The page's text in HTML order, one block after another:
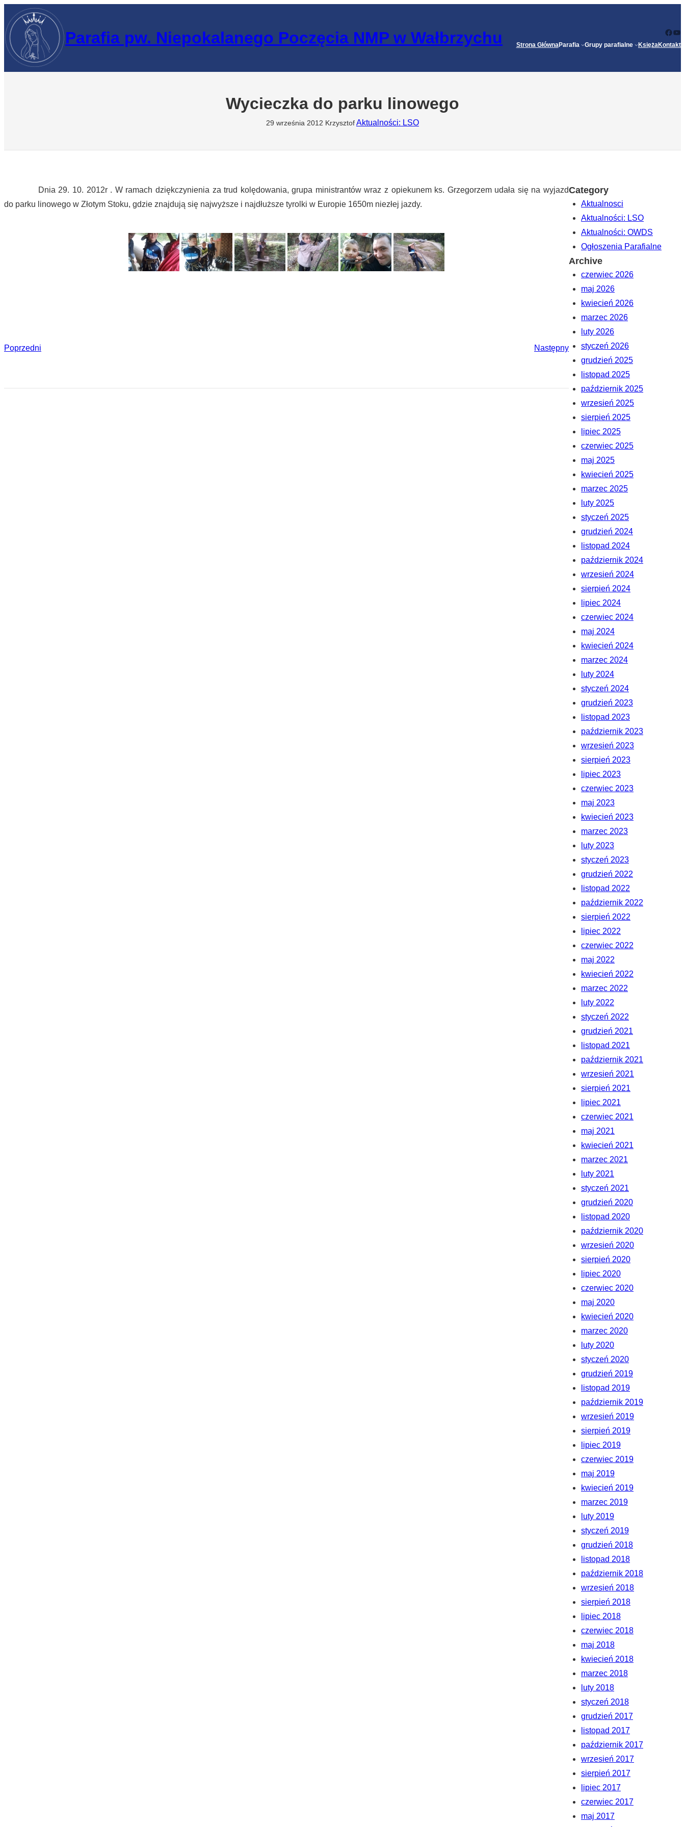
Przejdź
do
treści
Parafia pw. Niepokalanego Poczęcia NMP w Wałbrzychu Strona GłównaParafia Grupy parafialne KsiężaKontakt
Wycieczka do parku linowego
29 września 2012 Krzysztof Aktualności: LSO
Dnia 29. 10. 2012r . W ramach dziękczynienia za trud kolędowania, grupa ministrantów wraz z opiekunem ks. Grzegorzem udała się na wyjazd
do parku linowego w Złotym Stoku, gdzie znajdują się najwyższe i najdłuższe tyrolki w Europie 1650m niezłej jazdy.
Poprzedni Następny
Category
Aktualnosci
Aktualności: LSO
Aktualności: OWDS
Ogłoszenia Parafialne
Archive
czerwiec 2026
maj 2026
kwiecień 2026
marzec 2026
luty 2026
styczeń 2026
grudzień 2025
listopad 2025
październik 2025
wrzesień 2025
sierpień 2025
lipiec 2025
czerwiec 2025
maj 2025
kwiecień 2025
marzec 2025
luty 2025
styczeń 2025
grudzień 2024
listopad 2024
październik 2024
wrzesień 2024
sierpień 2024
lipiec 2024
czerwiec 2024
maj 2024
kwiecień 2024
marzec 2024
luty 2024
styczeń 2024
grudzień 2023
listopad 2023
październik 2023
wrzesień 2023
sierpień 2023
lipiec 2023
czerwiec 2023
maj 2023
kwiecień 2023
marzec 2023
luty 2023
styczeń 2023
grudzień 2022
listopad 2022
październik 2022
sierpień 2022
lipiec 2022
czerwiec 2022
maj 2022
kwiecień 2022
marzec 2022
luty 2022
styczeń 2022
grudzień 2021
listopad 2021
październik 2021
wrzesień 2021
sierpień 2021
lipiec 2021
czerwiec 2021
maj 2021
kwiecień 2021
marzec 2021
luty 2021
styczeń 2021
grudzień 2020
listopad 2020
październik 2020
wrzesień 2020
sierpień 2020
lipiec 2020
czerwiec 2020
maj 2020
kwiecień 2020
marzec 2020
luty 2020
styczeń 2020
grudzień 2019
listopad 2019
październik 2019
wrzesień 2019
sierpień 2019
lipiec 2019
czerwiec 2019
maj 2019
kwiecień 2019
marzec 2019
luty 2019
styczeń 2019
grudzień 2018
listopad 2018
październik 2018
wrzesień 2018
sierpień 2018
lipiec 2018
czerwiec 2018
maj 2018
kwiecień 2018
marzec 2018
luty 2018
styczeń 2018
grudzień 2017
listopad 2017
październik 2017
wrzesień 2017
sierpień 2017
lipiec 2017
czerwiec 2017
maj 2017